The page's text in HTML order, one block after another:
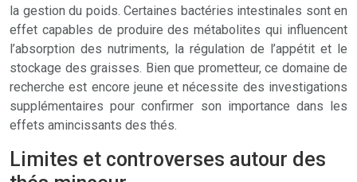
la gestion du poids. Certaines bactéries intestinales sont en
effet capables de produire des métabolites qui influencent
l’absorption des nutriments, la régulation de l’appétit et le
stockage des graisses. Bien que prometteur, ce domaine de
recherche est encore jeune et nécessite des investigations
supplémentaires pour confirmer son importance dans les
effets amincissants des thés.
Limites et controverses autour des